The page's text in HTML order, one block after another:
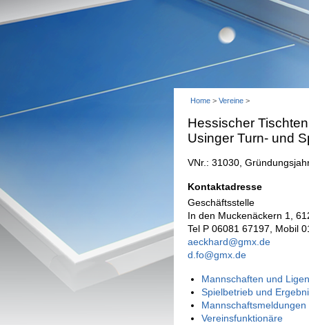
Home > Vereine >
Hessischer
Usinger Turn- und
VNr.: 31030,
Kontaktadresse
Geschäftsstelle
In den Muckenäckern 1,
Tel P 06081 67197, Mobil
aeckhard@gmx.de
d.fo@gmx.de
Mannschaften und
Spielbetrieb und
Vereinsfunktionäre